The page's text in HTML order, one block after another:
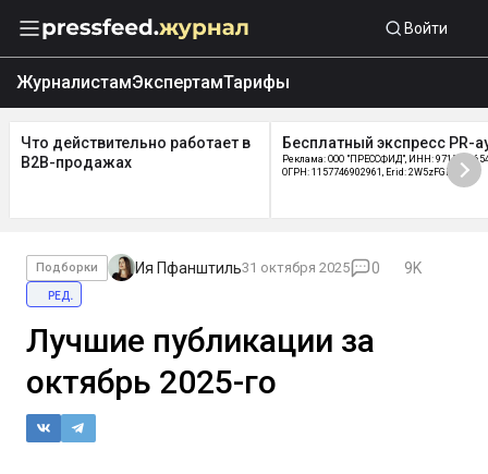
Войти
ЖурналистамЭкспертамТарифы
Что действительно работает в
B2B-продажах
Бесплатный экспресс PR-
Реклама: ООО "ПРЕССФИД", ИНН:
ОГРН: 1157746902961, Erid: 2W5zFGDycPz
Подборки Ия Пфанштиль31 октября 2025 0
9K
ред.
Лучшие публикации за
октябрь 2025-го